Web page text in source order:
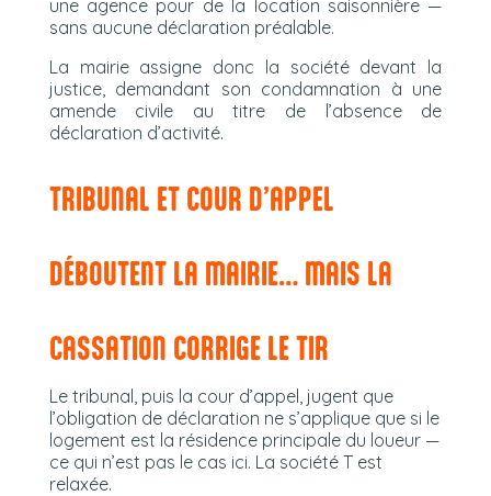
une agence pour de la location saisonnière —
sans aucune déclaration préalable.
La mairie assigne donc la société devant la
justice, demandant son condamnation à une
amende civile au titre de l’absence de
déclaration d’activité.
TRIBUNAL ET COUR D’APPEL
DÉBOUTENT LA MAIRIE… MAIS LA
CASSATION CORRIGE LE TIR
Le tribunal, puis la cour d’appel, jugent que
l’obligation de déclaration ne s’applique que si le
logement est la résidence principale du loueur —
ce qui n’est pas le cas ici. La société T est
relaxée.